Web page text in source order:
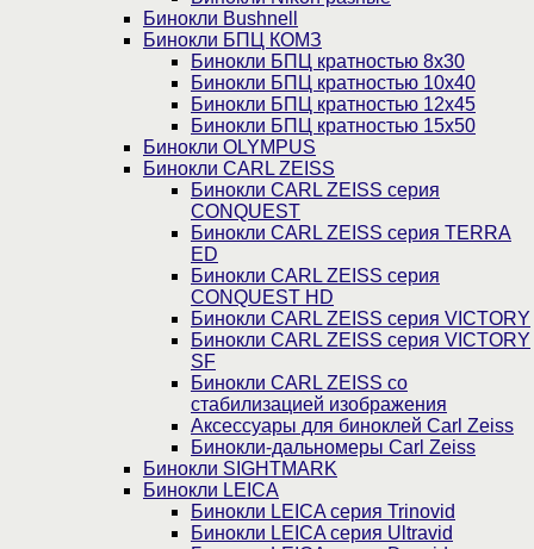
Бинокли Bushnell
Бинокли БПЦ КОМЗ
Бинокли БПЦ кратностью 8х30
Бинокли БПЦ кратностью 10х40
Бинокли БПЦ кратностью 12х45
Бинокли БПЦ кратностью 15х50
Бинокли OLYMPUS
Бинокли CARL ZEISS
Бинокли CARL ZEISS серия
CONQUEST
Бинокли CARL ZEISS серия TERRA
ED
Бинокли CARL ZEISS серия
CONQUEST HD
Бинокли CARL ZEISS серия VICTORY
Бинокли CARL ZEISS серия VICTORY
SF
Бинокли CARL ZEISS со
стабилизацией изображения
Аксессуары для биноклей Carl Zeiss
Бинокли-дальномеры Carl Zeiss
Бинокли SIGHTMARK
Бинокли LEICA
Бинокли LEICA серия Trinovid
Бинокли LEICA серия Ultravid